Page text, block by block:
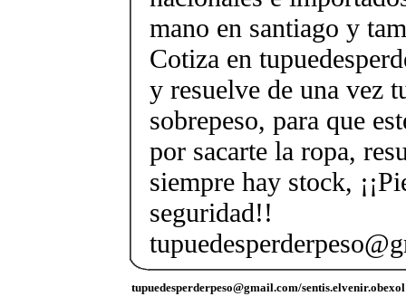
mano en santiago y
Cotiza en
y resuelve de una vez
sobrepeso, para que
por sacarte la ropa,
siempre hay stock,
seguridad!!
tupuedesperderpeso@gmail.com/sentis.elvenir.obexol